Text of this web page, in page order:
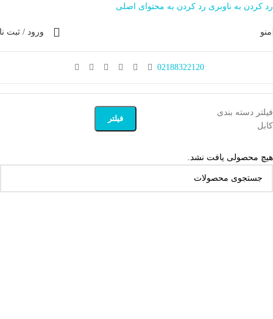
رد کردن به ناوبری رد کردن به محتوای اصلی
منو ورود / ثبت
02188322120
فیلتر دسته بندی
کابل
فیلتر
هیچ محصولی یافت نشد.